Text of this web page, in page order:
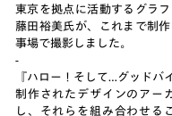
東京を拠点に活動するグラ
藤田裕美氏が、これまで制
事場で撮影しました。
-
『ハロー！そして…グッドバ
制作されたデザインのアー
し、それらを組み合わせる